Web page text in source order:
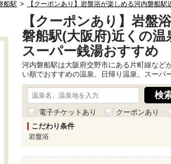
船駅 > 【クーポンあり】岩盤浴が楽しめる河内磐船
【クーポンあり】岩盤
磐船駅(大阪府)近くの温
スーパー銭湯おすすめ
河内磐船駅は大阪府交野市にある片町線など
い順でおすすめの温泉、日帰り温泉、スーパ
電子チケットあり クーポンあり
こだわり条件
岩盤浴